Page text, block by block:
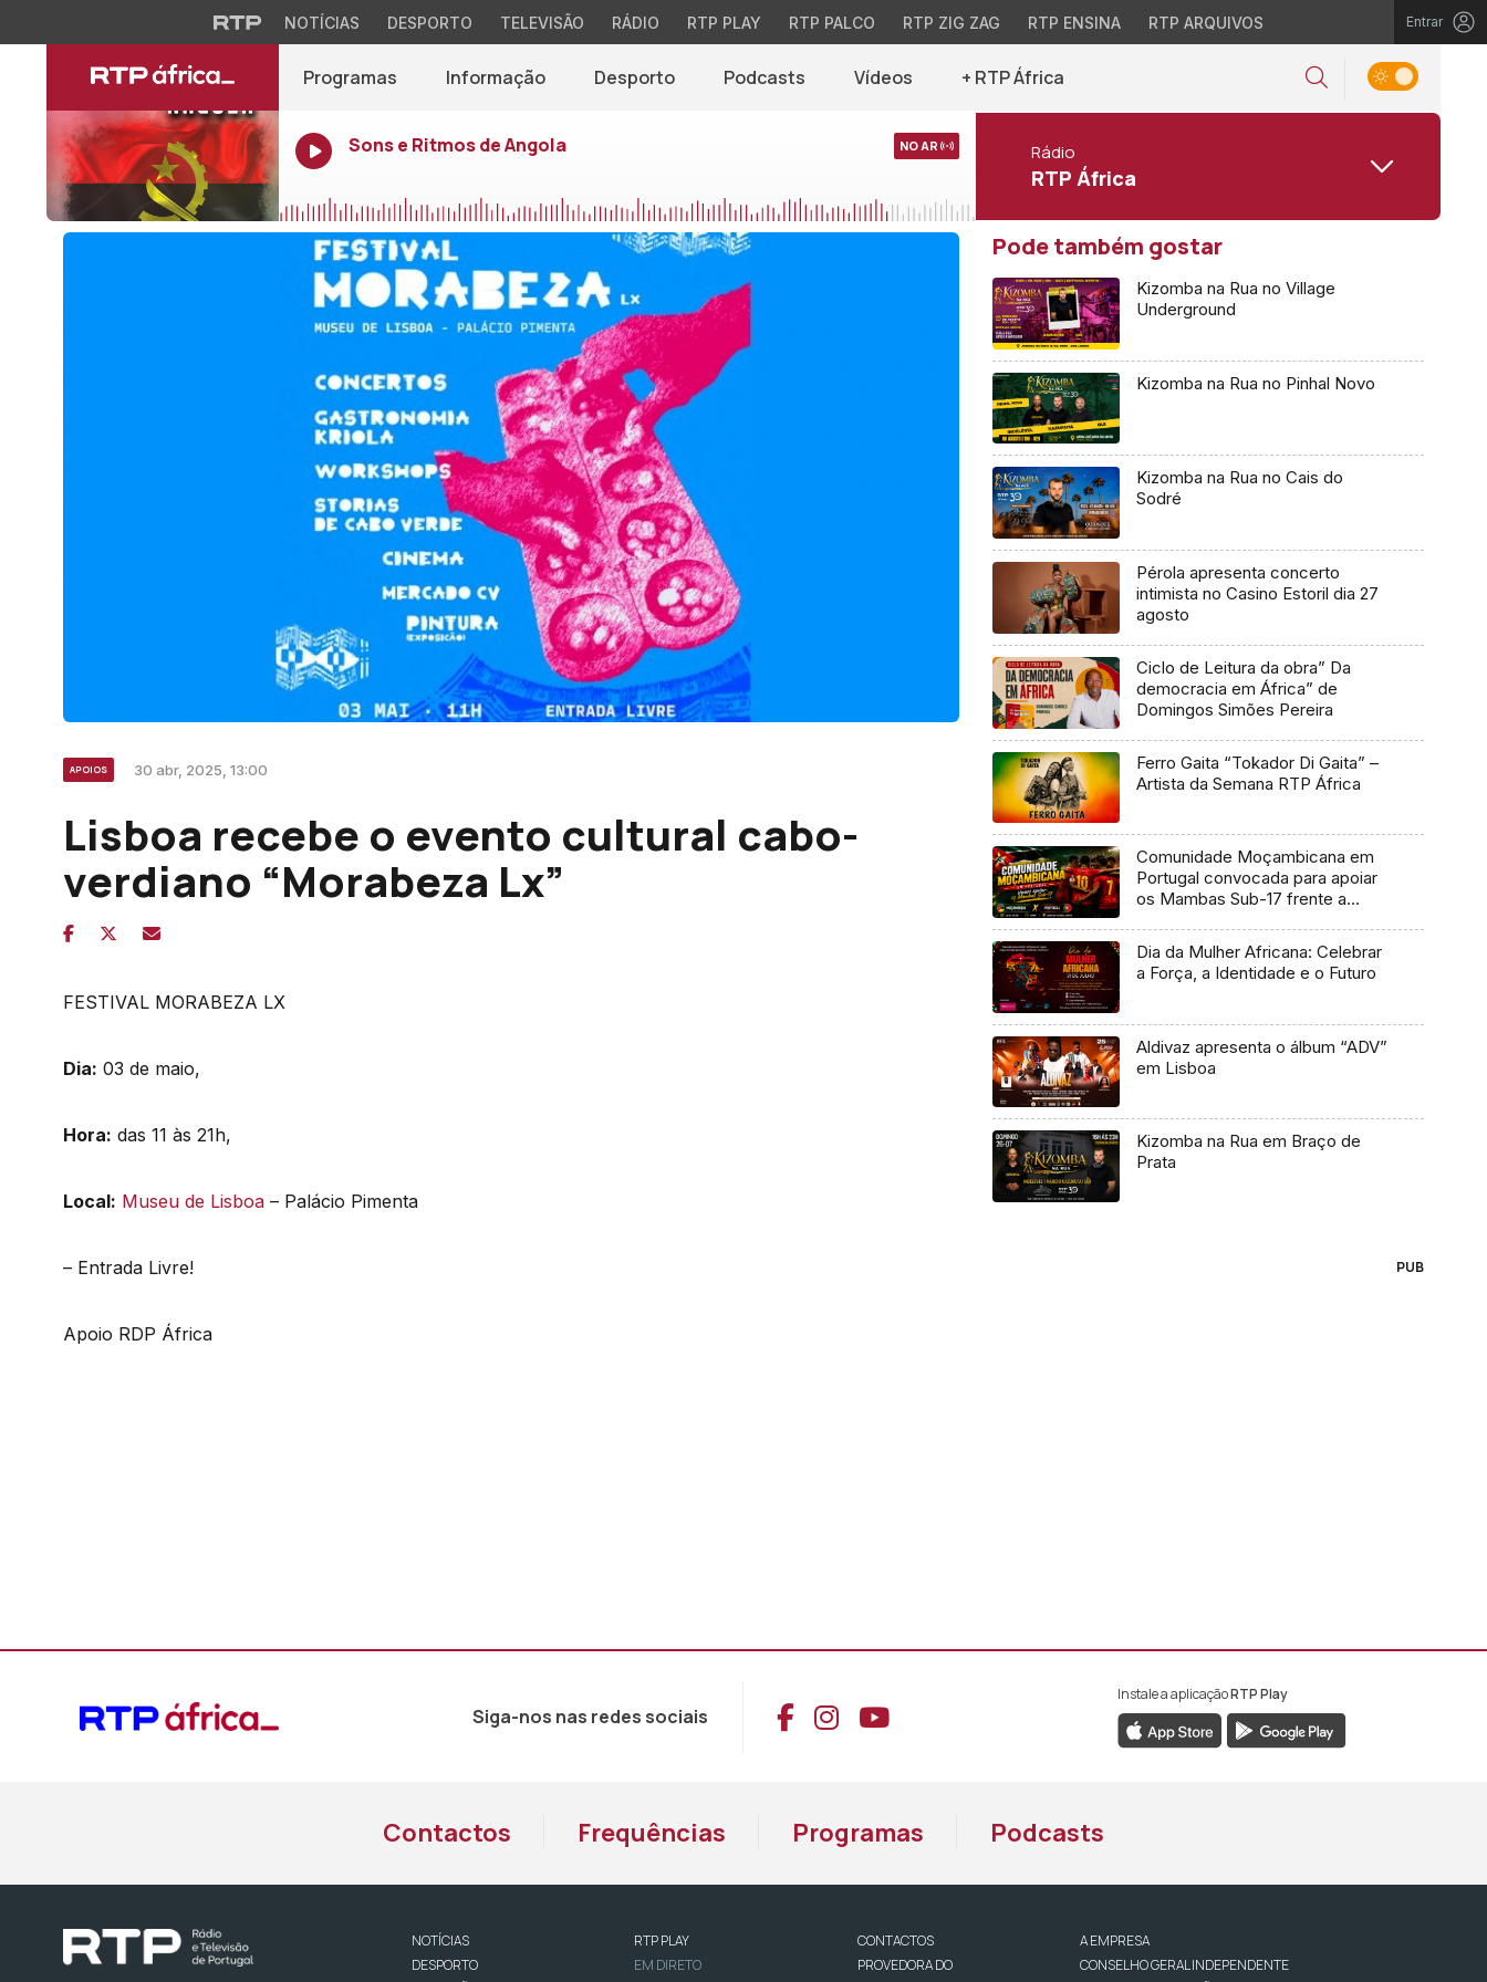
NOTÍCIAS DESPORTO TELEVISÃO RÁDIO RTP PLAY RTP PALCO RTP ZIG ZAG RTP ENSINA RTP ARQUIVOS Entrar
Programas Informação Desporto Podcasts Vídeos + RTP África
Sons e Ritmos de Angola NO AR Rádio
RTP África
APOIOS 30 abr, 2025, 13:00
Lisboa recebe o evento cultural cabo-
verdiano “Morabeza Lx”
FESTIVAL MORABEZA LX
Dia: 03 de maio,
Hora: das 11 às 21h,
Local: Museu de Lisboa – Palácio Pimenta
– Entrada Livre!
Apoio RDP África
Pode também gostar
Kizomba na Rua no Village
Underground
Kizomba na Rua no Pinhal Novo
Kizomba na Rua no Cais do
Sodré
Pérola apresenta concerto
intimista no Casino Estoril dia 27
agosto
Ciclo de Leitura da obra” Da
democracia em África” de
Domingos Simões Pereira
Ferro Gaita “Tokador Di Gaita” –
Artista da Semana RTP África
Comunidade Moçambicana em
Portugal convocada para apoiar
os Mambas Sub-17 frente a
Dia da Mulher Africana: Celebrar
a Força, a Identidade e o Futuro
Aldivaz apresenta o álbum “ADV”
em Lisboa
Kizomba na Rua em Braço de
Prata
PUB
Siga-nos nas redes sociais Aceder ao Facebook da RTP África
Aceder ao Instagram da RTP África
Aceder ao YouTube da RTP África
Instale a aplicaçãoRTP Play
Contactos Frequências Programas Podcasts
NOTÍCIAS
DESPORTO
RTP PLAY
EM DIRETO
CONTACTOS
PROVEDORA DO
A EMPRESA
CONSELHO GERAL INDEPENDENTE